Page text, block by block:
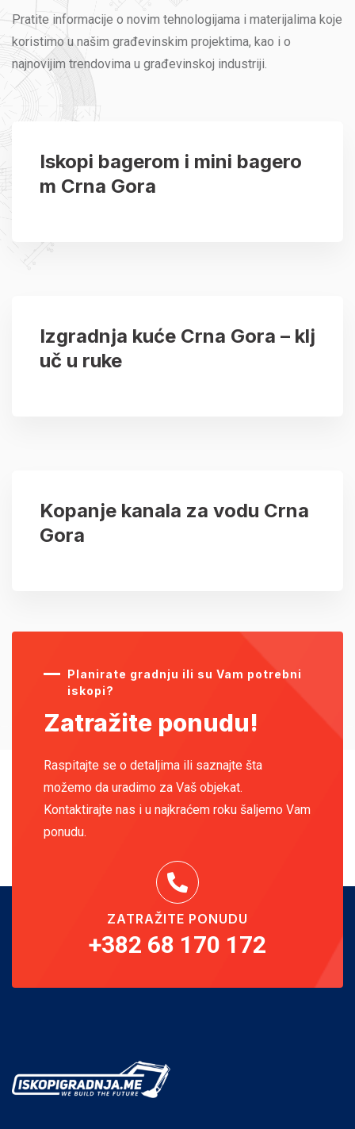
Pratite informacije o novim tehnologijama i materijalima koje
koristimo u našim građevinskim projektima, kao i o
najnovijim trendovima u građevinskoj industriji.
Iskopi bagerom i mini bagero
m Crna Gora
Izgradnja kuće Crna Gora – klj
uč u ruke
Kopanje kanala za vodu Crna
Gora
Planirate gradnju ili su Vam potrebni
iskopi?
Zatražite ponudu!
Raspitajte se o detaljima ili saznajte šta
možemo da uradimo za Vaš objekat.
Kontaktirajte nas i u najkraćem roku šaljemo Vam
ponudu.
ZATRAŽITE PONUDU
+382 68 170 172